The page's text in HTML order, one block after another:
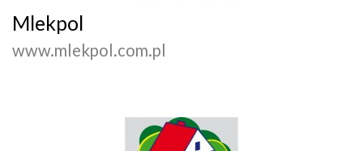
Mlekpol
www.mlekpol.com.pl